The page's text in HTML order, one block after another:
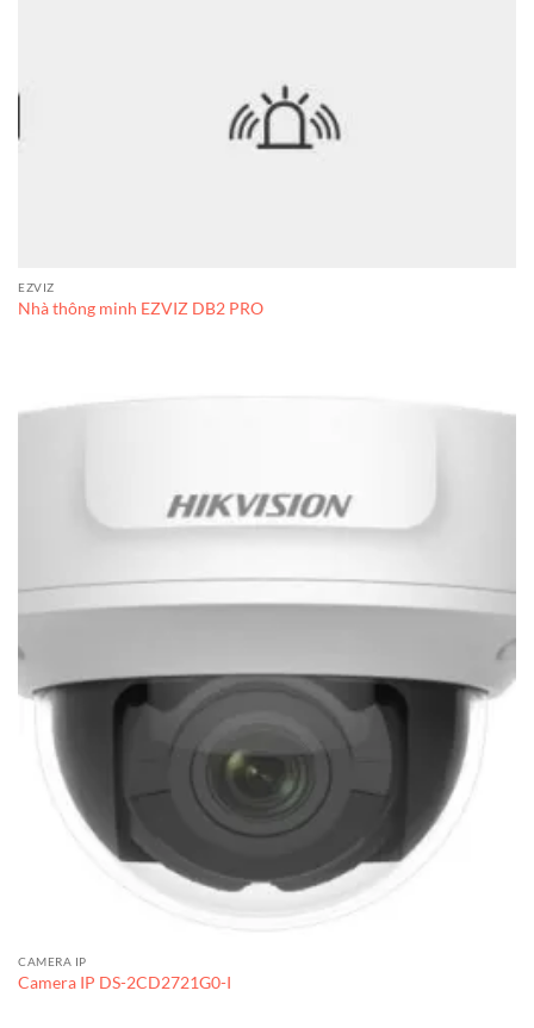
EZVIZ
Nhà thông minh EZVIZ DB2 PRO
CAMERA IP
Camera IP DS-2CD2721G0-I